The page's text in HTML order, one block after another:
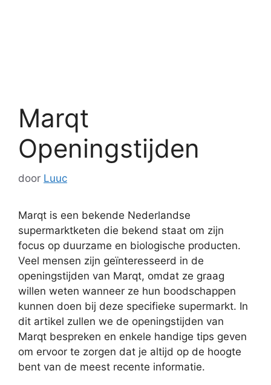
Marqt
Openingstijden
door Luuc
Marqt is een bekende Nederlandse
supermarktketen die bekend staat om zijn
focus op duurzame en biologische producten.
Veel mensen zijn geïnteresseerd in de
openingstijden van Marqt, omdat ze graag
willen weten wanneer ze hun boodschappen
kunnen doen bij deze specifieke supermarkt. In
dit artikel zullen we de openingstijden van
Marqt bespreken en enkele handige tips geven
om ervoor te zorgen dat je altijd op de hoogte
bent van de meest recente informatie.